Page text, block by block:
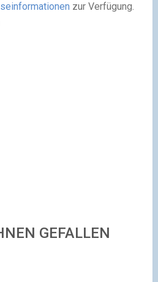
zur Verfügung.
GEFALLEN